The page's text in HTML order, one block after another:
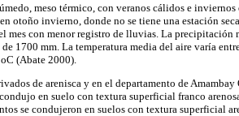
meso térmico, con veranos cálidos e
otoño invierno, donde no se tiene una estación
mes con menor registro de lluvias. La precipitación
1700 mm. La temperatura media del aire varía
(Abate 2000).
de arenisca y en el departamento de
en suelo con textura superficial franco
se condujeron en suelos con textura superficial